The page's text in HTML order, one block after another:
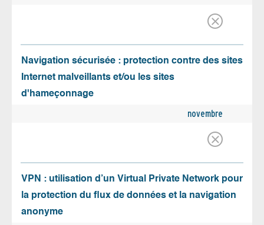
Navigation sécurisée : protection contre des sites
Internet malveillants et/ou les sites
d'hameçonnage
novembre
VPN : utilisation d’un Virtual Private Network pour
la protection du flux de données et la navigation
anonyme